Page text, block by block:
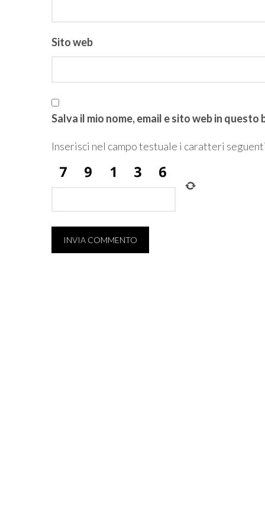
Sito web
Salva il mio nome, email e sito web in
Inserisci nel campo testuale i caratteri